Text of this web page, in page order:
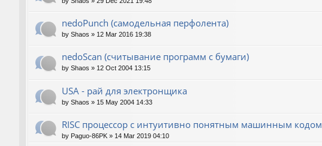
nedoPunch (самодельная перфолента)
by Shaos » 12 Mar 2016 19:38
nedoScan (считывание программ с бумаги)
by Shaos » 12 Oct 2004 13:15
USA - рай для электронщика
by Shaos » 15 May 2004 14:33
RISC процессор с интуитивно понятным машинным кодом
by Paguo-86PK » 14 Mar 2019 04:10